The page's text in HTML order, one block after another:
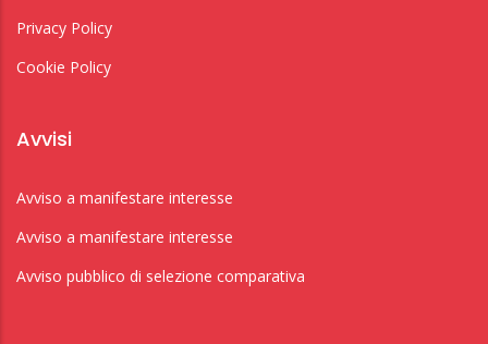
Privacy Policy
Cookie Policy
Avvisi
Avviso a manifestare interesse
Avviso a manifestare interesse
Avviso pubblico di selezione comparativa